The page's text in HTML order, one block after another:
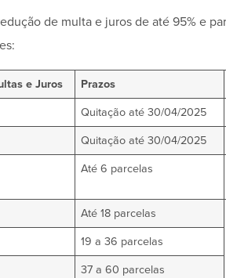
de multa e juros de até 95% e
e Juros Prazos
Quitação até 30/04/2025
Quitação até 30/04/2025
Até 6 parcelas
Até 18 parcelas
19 a 36 parcelas
37 a 60 parcelas